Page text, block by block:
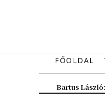
FŐOLDAL
Bartus